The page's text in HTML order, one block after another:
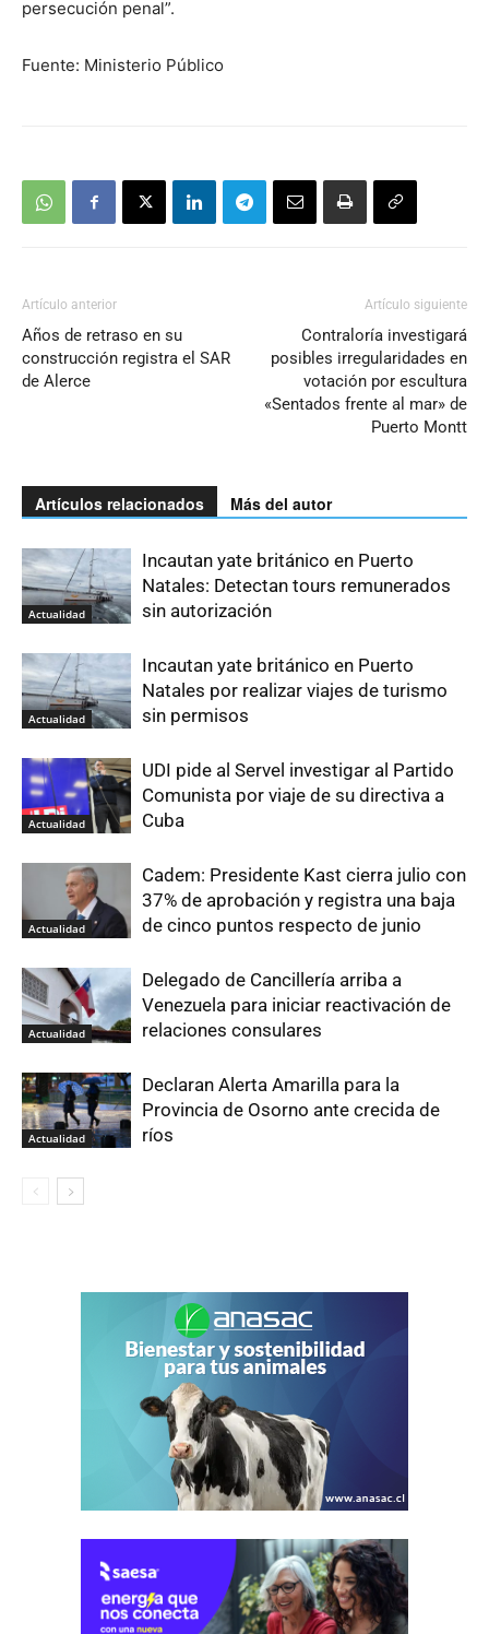
persecución penal”.
Fuente: Ministerio Público
Artículo anterior
Años de retraso en su
construcción registra el SAR
de Alerce
Artículo siguiente
Contraloría investigará
posibles irregularidades en
votación por escultura
«Sentados frente al mar» de
Puerto Montt
Artículos relacionados Más del autor
Actualidad
Incautan yate británico en Puerto
Natales: Detectan tours remunerados
sin autorización
Actualidad
Incautan yate británico en Puerto
Natales por realizar viajes de turismo
sin permisos
Actualidad
UDI pide al Servel investigar al Partido
Comunista por viaje de su directiva a
Cuba
Actualidad
Cadem: Presidente Kast cierra julio con
37% de aprobación y registra una baja
de cinco puntos respecto de junio
Actualidad
Delegado de Cancillería arriba a
Venezuela para iniciar reactivación de
relaciones consulares
Actualidad
Declaran Alerta Amarilla para la
Provincia de Osorno ante crecida de
ríos